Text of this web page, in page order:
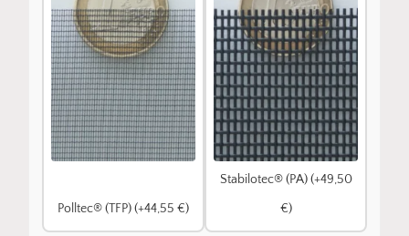
Polltec® (TFP) (+44,55 €)
Stabilotec® (PA) (+49,50
€)